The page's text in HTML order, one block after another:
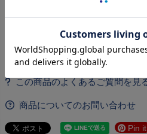
商品についてのお問い合わせ
Pin it